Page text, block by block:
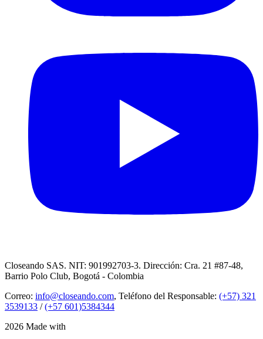
Closeando SAS. NIT: 901992703-3. Dirección: Cra. 21 #87-48,
Barrio Polo Club, Bogotá - Colombia
Correo: info@closeando.com, Teléfono del Responsable: (+57) 321
3539133 /(+57 601)5384344
2026 Made with